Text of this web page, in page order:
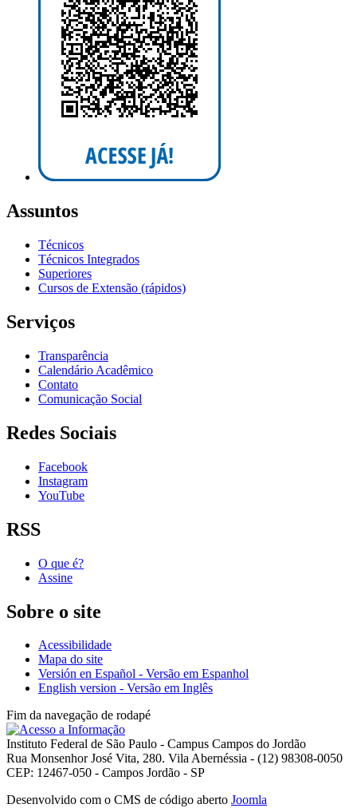
Assuntos
Técnicos
Técnicos Integrados
Superiores
Cursos de Extensão (rápidos)
Serviços
Transparência
Calendário Acadêmico
Contato
Comunicação Social
Redes Sociais
Facebook
Instagram
YouTube
RSS
O que é?
Assine
Sobre o site
Acessibilidade
Mapa do site
Versión en Español - Versão em Espanhol
English version - Versão em Inglês
Fim da navegação de rodapé
Instituto Federal de São Paulo - Campus Campos do Jordão
Rua Monsenhor José Vita, 280. Vila Abernéssia - (12) 98308-0050
CEP: 12467-050 - Campos Jordão - SP
Desenvolvido com o CMS de código aberto Joomla